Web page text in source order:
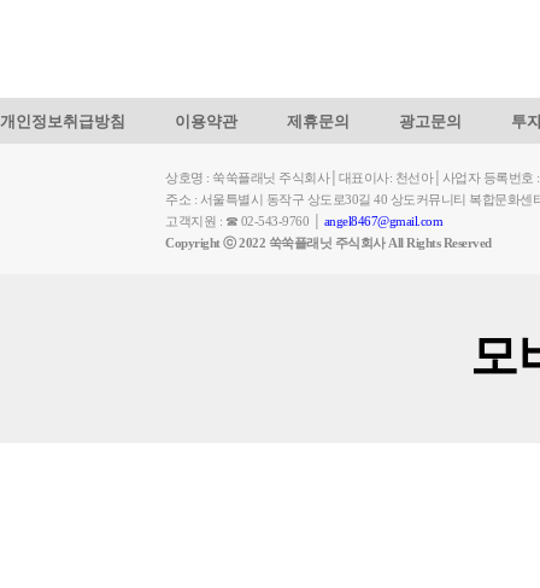
개인정보취급방침 이용약관 제휴문의 광고문의 투
상호명 : 쑥쑥플래닛 주식회사│대표이사: 천선아│사업자 등록번호
주소 : 서울특별시 동작구 상도로30길 40 상도커뮤니티 복합문화
고객지원 : ☎ 02-543-9760 │ angel8467@gmail.com
Copyright ⓒ 2022 쑥쑥플래닛 주식회사 All Rights Reserved
모